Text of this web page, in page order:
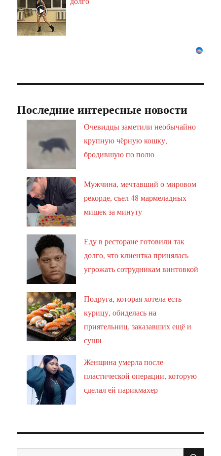
Последние интересные новости
Очевидцы заметили необычайно
крупную чёрную кошку,
бродившую по полю
Мужчина, мечтавший о мировом
рекорде, съел 48 мармеладных
мишек за минуту
Еду в ресторане готовили так
долго, что клиентка принялась
угрожать сотрудникам винтовкой
Подруга, которая хотела есть
курицу, обиделась на
приятельниц, заказавших ещё и
суши
Женщина умерла после
пластической операции, которую
сделал ей парикмахер